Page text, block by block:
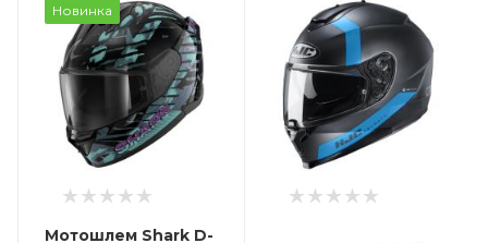
Новинка
Мотошлем Shark D-